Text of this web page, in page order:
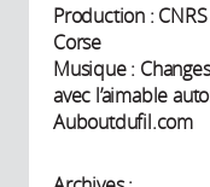
Production :
Corse
Musique :
avec l’aimable
Auboutdufil.com